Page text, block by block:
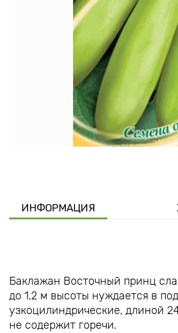
ИНФОРМАЦИЯ
Баклажан Восточный принц
до 1,2 м высоты нуждается в
узкоцилиндрические, длиной
не содержит горечи.